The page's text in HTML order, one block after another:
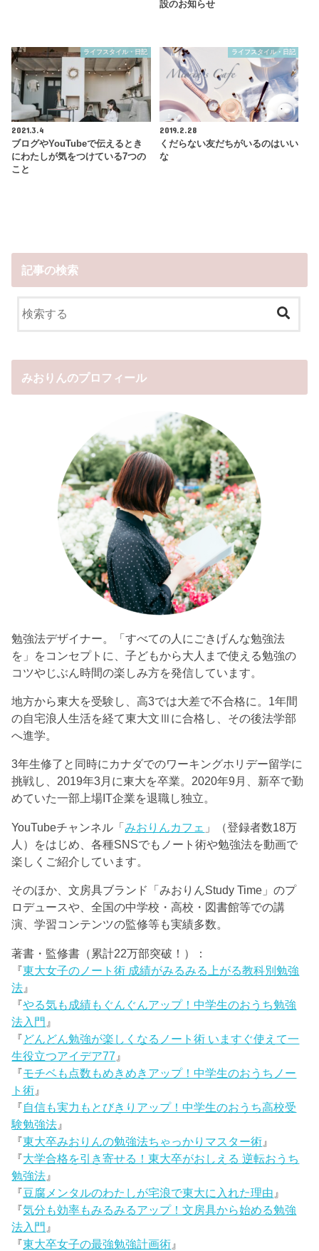
設のお知らせ
ライフスタイル・日記
2021.3.4
ブログやYouTubeで伝えるとき
にわたしが気をつけている7つの
こと
ライフスタイル・日記
2019.2.28
くだらない友だちがいるのはいい
な
記事の検索
みおりんのプロフィール
勉強法デザイナー。「すべての人にごきげんな勉強法
を」をコンセプトに、子どもから大人まで使える勉強の
コツやじぶん時間の楽しみ方を発信しています。
地方から東大を受験し、高3では大差で不合格に。1年間
の自宅浪人生活を経て東大文Ⅲに合格し、その後法学部
へ進学。
3年生修了と同時にカナダでのワーキングホリデー留学に
挑戦し、2019年3月に東大を卒業。2020年9月、新卒で勤
めていた一部上場IT企業を退職し独立。
YouTubeチャンネル「みおりんカフェ 」（登録者数18万
人）をはじめ、各種SNSでもノート術や勉強法を動画で
楽しくご紹介しています。
そのほか、文房具ブランド「みおりんStudy Time」のプ
ロデュースや、全国の中学校・高校・図書館等での講
演、学習コンテンツの監修等も実績多数。
著書・監修書（累計22万部突破！）：
『東大女子のノート術 成績がみるみる上がる教科別勉強
法 』
『やる気も成績もぐんぐんアップ！中学生のおうち勉強
法入門 』
『どんどん勉強が楽しくなるノート術 いますぐ使えて一
生役立つアイデア77 』
『モチベも点数もめきめきアップ！中学生のおうちノー
ト術 』
『自信も実力もとびきりアップ！中学生のおうち高校受
験勉強法 』
『東大卒みおりんの勉強法ちゃっかりマスター術 』
『大学合格を引き寄せる！東大卒がおしえる 逆転おうち
勉強法 』
『豆腐メンタルのわたしが宅浪で東大に入れた理由 』
『気分も効率もみるみるアップ！文房具から始める勉強
法入門 』
『東大卒女子の最強勉強計画術 』